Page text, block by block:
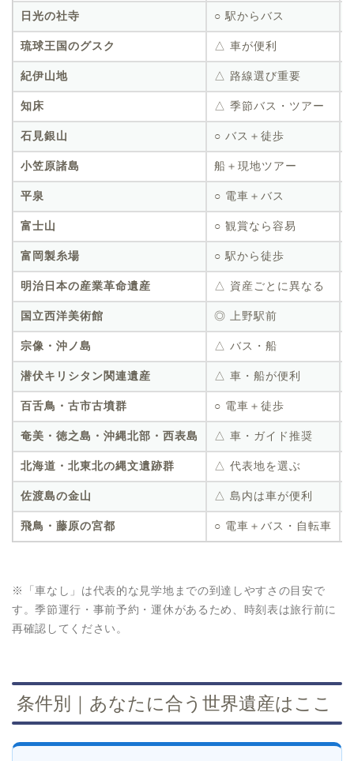
日光の社寺 ○ 駅からバス
琉球王国のグスク △ 車が便利
紀伊山地 △ 路線選び重要
知床 △ 季節バス・ツアー
石見銀山 ○ バス＋徒歩
小笠原諸島 船＋現地ツアー
平泉 ○ 電車＋バス
富士山 ○ 観賞なら容易
富岡製糸場 ○ 駅から徒歩
明治日本の産業革命遺産 △ 資産ごとに異なる
国立西洋美術館 ◎ 上野駅前
宗像・沖ノ島 △ バス・船
潜伏キリシタン関連遺産 △ 車・船が便利
百舌鳥・古市古墳群 ○ 電車＋徒歩
奄美・徳之島・沖縄北部・西表島 △ 車・ガイド推奨
北海道・北東北の縄文遺跡群 △ 代表地を選ぶ
佐渡島の金山 △ 島内は車が便利
飛鳥・藤原の宮都 ○ 電車＋バス・自転車
※「車なし」は代表的な見学地までの到達しやすさの目安で
す。季節運行・事前予約・運休があるため、時刻表は旅行前に
再確認してください。
条件別｜あなたに合う世界遺産はここ